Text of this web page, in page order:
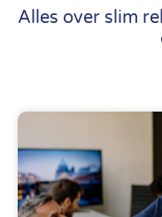
Alles over slim